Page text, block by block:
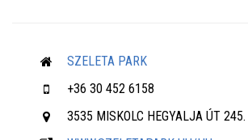
SZELETA PARK
+36 30 452 6158
3535 MISKOLC HEGYALJA ÚT 245.